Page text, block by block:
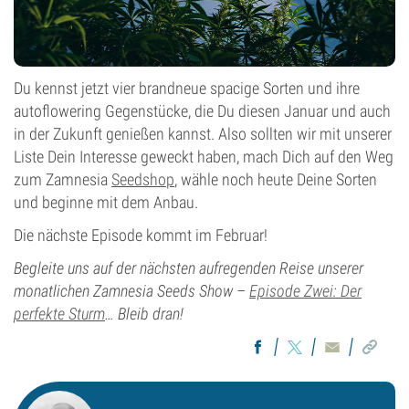
Du kennst jetzt vier brandneue spacige Sorten und ihre
autoflowering Gegenstücke, die Du diesen Januar und auch
in der Zukunft genießen kannst. Also sollten wir mit unserer
Liste Dein Interesse geweckt haben, mach Dich auf den Weg
zum Zamnesia Seedshop, wähle noch heute Deine Sorten
und beginne mit dem Anbau.
Die nächste Episode kommt im Februar!
Begleite uns auf der nächsten aufregenden Reise unserer
monatlichen Zamnesia Seeds Show – Episode Zwei: Der
perfekte Sturm… Bleib dran!